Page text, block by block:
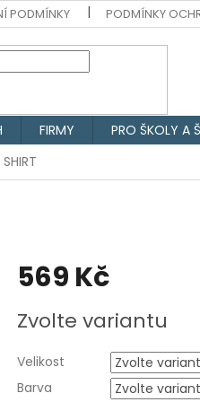
PODMÍNKY PODMÍNKY
FIRMY PRO ŠKOLY A
569 Kč
cena:
Zvolte variantu
Velikost
Barva